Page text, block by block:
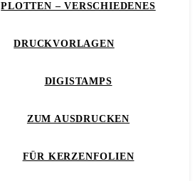
PLOTTEN – VERSCHIEDENES
DRUCKVORLAGEN
DIGISTAMPS
ZUM AUSDRUCKEN
FÜR KERZENFOLIEN